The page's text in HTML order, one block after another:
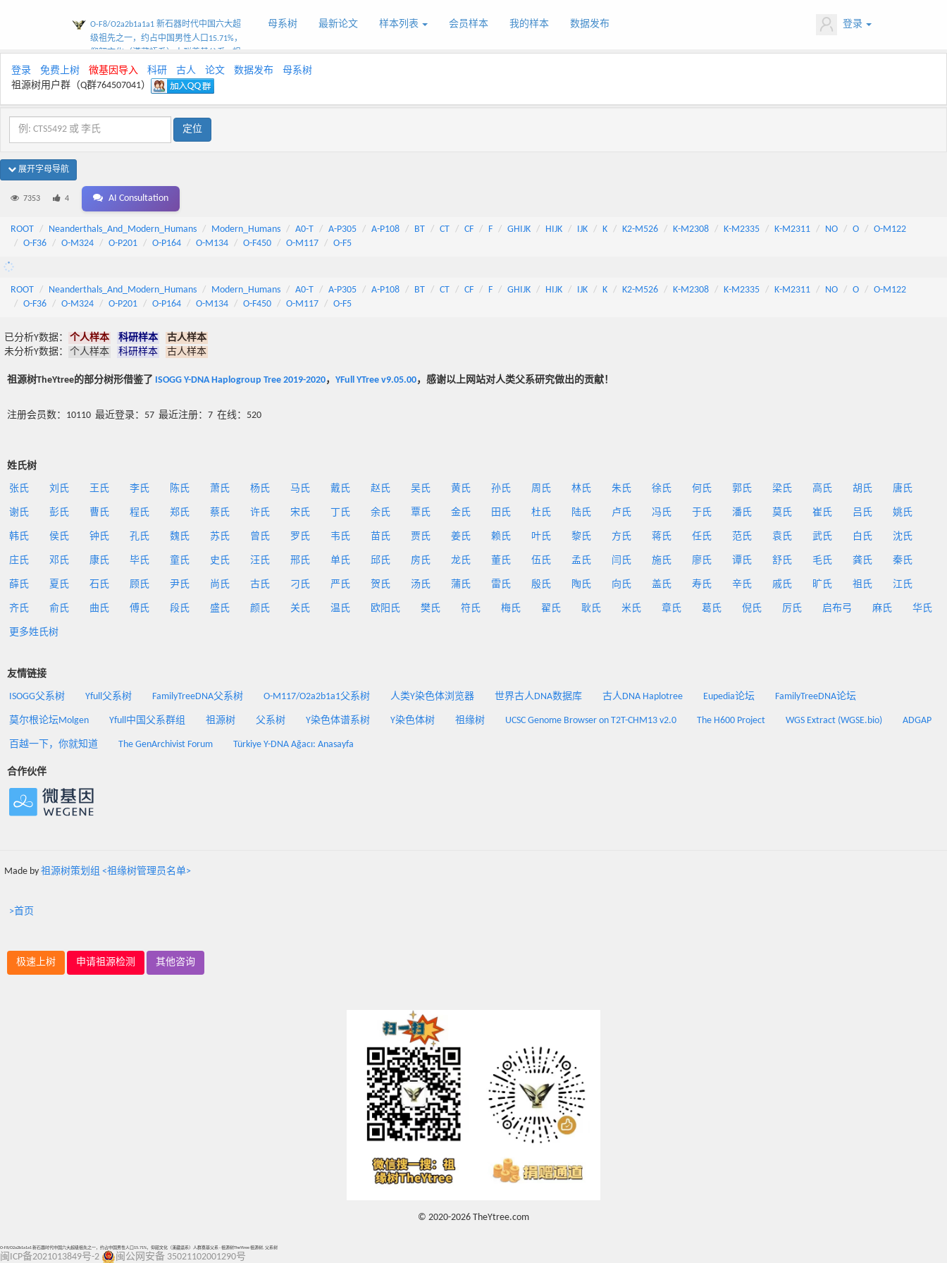
O-F8/O2a2b1a1a1 新石器时代中国六大超
级祖先之一，约占中国男性人口15.71%，
仰韶文化（漢藏語系）人群奠基父系 - 祖
源树TheYtree
母系树 最新论文 样本列表 会员样本 我的样本 数据发布 登录
登录 免费上树 微基因导入 科研 古人 论文 数据发布
母系树
祖源树用户群（Q群764507041）
展开字母导航
7353 4 AI Consultation
ROOT Neanderthals_And_Modern_Humans Modern_Humans A0-T A-P305 A-P108 BT CT CF F GHIJK HIJK IJK K K2-M526 K-M2308 K-M2335 K-M2311 NO O
O-M122
O-F36
O-M324 O-P201 O-P164 O-M134 O-F450 O-M117 O-F5
ROOT Neanderthals_And_Modern_Humans Modern_Humans A0-T A-P305 A-P108 BT CT CF F GHIJK HIJK IJK K K2-M526 K-M2308 K-M2335 K-M2311 NO O
O-M122
O-F36
O-M324 O-P201 O-P164 O-M134 O-F450 O-M117 O-F5
已分析Y数据： 个人样本 科研样本
古人样本
未分析Y数据：
个人样本 科研样本 古人样本
祖源树TheYtree的部分树形借鉴了 ISOGG Y-DNA Haplogroup Tree 2019-2020， YFull YTree v9.05.00，感谢以上网站对人类父系研究做出的贡献！
注册会员数：10110 最近登录：57 最近注册：7 在线：520
姓氏树
张氏 刘氏 王氏 李氏 陈氏 萧氏 杨氏 马氏 戴氏 赵氏 吴氏 黄氏 孙氏 周氏 林氏 朱氏 徐氏 何氏 郭氏 梁氏 高氏 胡氏 唐氏
谢氏 彭氏 曹氏 程氏 郑氏 蔡氏 许氏 宋氏 丁氏 余氏 覃氏 金氏 田氏 杜氏 陆氏 卢氏 冯氏 于氏 潘氏 莫氏 崔氏 吕氏 姚氏
韩氏 侯氏 钟氏 孔氏 魏氏 苏氏 曾氏 罗氏 韦氏 苗氏 贾氏 姜氏 赖氏 叶氏 黎氏 方氏 蒋氏 任氏 范氏 袁氏 武氏 白氏 沈氏
庄氏 邓氏 康氏 毕氏 童氏 史氏 汪氏 邢氏 单氏 邱氏 房氏 龙氏 董氏 伍氏 孟氏 闫氏 施氏 廖氏 谭氏 舒氏 毛氏 龚氏 秦氏
薛氏 夏氏 石氏 顾氏 尹氏 尚氏 古氏 刁氏 严氏 贺氏 汤氏 蒲氏 雷氏 殷氏 陶氏 向氏 盖氏 寿氏 辛氏 戚氏 旷氏 祖氏 江氏
齐氏 俞氏 曲氏 傅氏 段氏 盛氏 颜氏 关氏 温氏 欧阳氏 樊氏 符氏 梅氏 翟氏 耿氏 米氏 章氏 葛氏 倪氏 厉氏 启布弓 麻氏 华氏
更多姓氏树
友情链接
ISOGG父系树 Yfull父系树 FamilyTreeDNA父系树 O-M117/O2a2b1a1父系树 人类Y染色体浏览器 世界古人DNA数据库 古人DNA Haplotree Eupedia论坛 FamilyTreeDNA论坛
莫尔根论坛Molgen Yfull中国父系群组 祖源树 父系树 Y染色体谱系树 Y染色体树 祖缘树 UCSC Genome Browser on T2T-CHM13 v2.0 The H600 Project WGS Extract (WGSE.bio) ADGAP
百越一下，你就知道 The GenArchivist Forum Türkiye Y-DNA Ağacı: Anasayfa
合作伙伴
Made by 祖源树策划组 <祖缘树管理员名单>
>首页
极速上树 申请祖源检测 其他咨询
© 2020-2026 TheYtree.com
O-F8/O2a2b1a1a1 新石器时代中国六大超级祖先之一，约占中国男性人口15.71%，仰韶文化（漢藏語系）人群奠基父系 - 祖源树TheYtree 祖源树, 父系树
闽ICP备2021013849号-2 闽公网安备 35021102001290号